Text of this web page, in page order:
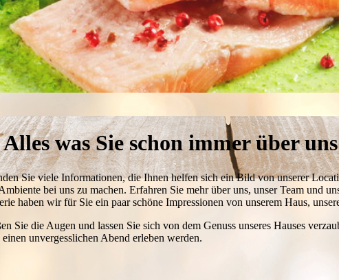
Alles was Sie schon immer über
Sie viele Informationen, die Ihnen helfen sich ein Bild von unserer
bei uns zu machen. Erfahren Sie mehr über uns, unser Team und
haben wir für Sie ein paar schöne Impressionen von unserem Haus,
Sie die Augen und lassen Sie sich von dem Genuss unseres Hauses
einen un­ver­gess­lichen Abend erleben werden.